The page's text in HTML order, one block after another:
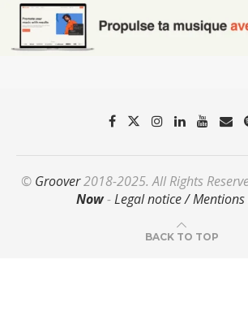
© Groover2018-2025. All Rights
Now-Legal notice / Mentions
BACK TO TOP